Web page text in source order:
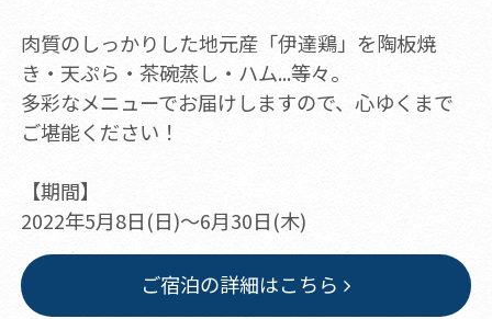
肉質のしっかりした地元産「伊達鶏」を陶板焼
き・天ぷら・茶碗蒸し・ハム...等々。
多彩なメニューでお届けしますので、心ゆくまで
ご堪能ください！
【期間】
2022年5月8日(日)～6月30日(木)
ご宿泊の詳細はこちら